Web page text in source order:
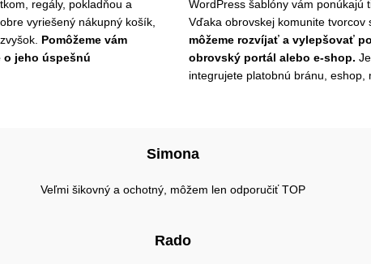
regály, pokladňou a
vyriešený nákupný košík,
Pomôžeme vám
jeho úspešnú
WordPress šablóny vám ponúkajú
Vďaka obrovskej komunite tvorcov
môžeme rozvíjať a vylepšovať
obrovský portál alebo e-shop.
integrujete platobnú bránu, eshop,
Simona
Veľmi šikovný a ochotný, môžem len odporučiť TOP
Rado